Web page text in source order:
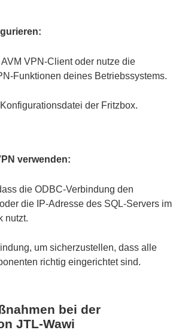
AVM VPN-Client oder nutze die
Funktionen deines Betriebssystems.
der Fritzbox.
verwenden:
die ODBC-Verbindung den
die IP-Adresse des SQL-Servers im
nutzt.
um sicherzustellen, dass alle
richtig eingerichtet sind.
bei der
JTL-Wawi